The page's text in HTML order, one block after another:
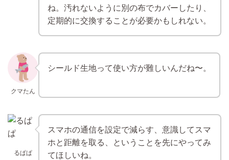
ね。汚れないように別の布でカバーしたり、
定期的に交換することが必要かもしれない。
クマたん
シールド生地って使い方が難しいんだね〜。
るぱぱ
スマホの通信を設定で減らす、意識してスマ
ホと距離を取る、ということを先にやってみ
てほしいね。